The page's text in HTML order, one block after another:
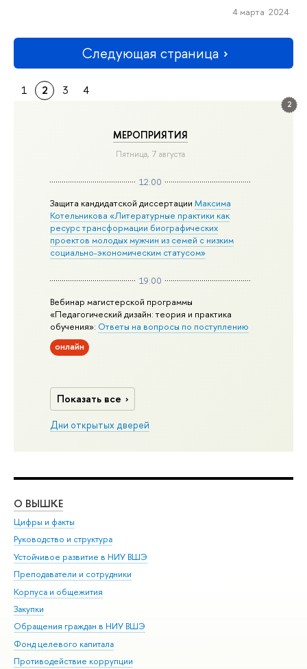
2
МЕРОПРИЯТИЯ
Пятница, 7 августа
12:00
Защита кандидатской диссертацииМаксима
Котельникова «Литературные практики как
ресурс трансформации биографических
проектов молодых мужчин из семей с низким
социально-экономическим статусом»
19:00
Вебинар магистерской программы
«Педагогический дизайн: теория и практика
обучения»: Ответы на вопросы по поступлению
онлайн
Показать все
Дни открытых дверей
4 марта 2024
Следующая страница
1 2 3 4
О ВЫШКЕ
Цифры и факты
Руководство и структура
Устойчивое развитие в НИУ ВШЭ
Преподаватели и сотрудники
Корпуса и общежития
Закупки
Обращения граждан в НИУ ВШЭ
Фонд целевого капитала
Противодействие коррупции